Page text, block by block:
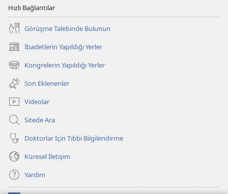
Hızlı Bağlantılar
Görüşme Talebinde Bulunun
İbadetlerin Yapıldığı Yerler
(yeni
pencere
açar)
Kongrelerin Yapıldığı Yerler
(yeni
pencere
açar)
Son Eklenenler
Videolar
Sitede Ara
Doktorlar İçin Tıbbi Bilgilendirme
Küresel İletişim
Yardım